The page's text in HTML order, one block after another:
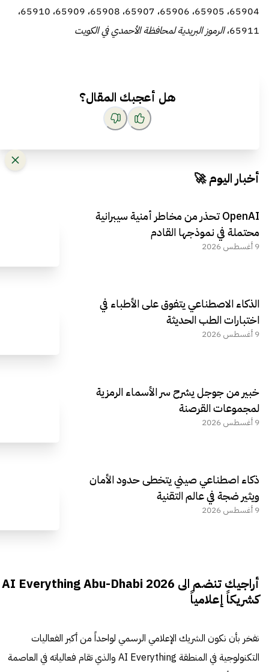
65904، 65905، 65906، 65907، 65908، 65909، 65910،
65911، الرموز البريدية لمحافظة الأحمدي في الكويت
هل أعجبك المقال؟
أخبار اليوم 🚀
OpenAI تحذر من مخاطر أمنية سيبرانية
محتملة في نموذجها القادم
9 أغسطس 2026
الذكاء الاصطناعي يتفوق على الأطباء في
اختبارات الطب الحديثة
9 أغسطس 2026
خبير من جوجل يشرح سر الأسماء الرمزية
لمجموعات القرصنة
9 أغسطس 2026
ذكاء اصطناعي صيني يتخطى حدود الأمان
ويثير ضجة في عالم التقنية
9 أغسطس 2026
أراجيك تنضم الى AI Everything Abu-Dhabi 2026
كشريكاً إعلامياً
نفخر بأن نكون الشريك الإعلامي الرسمي لواحداً من أكبر الفعاليات
التكنولوجية في المنطقة AI Everything والذي تقام فعالياته في العاصمة